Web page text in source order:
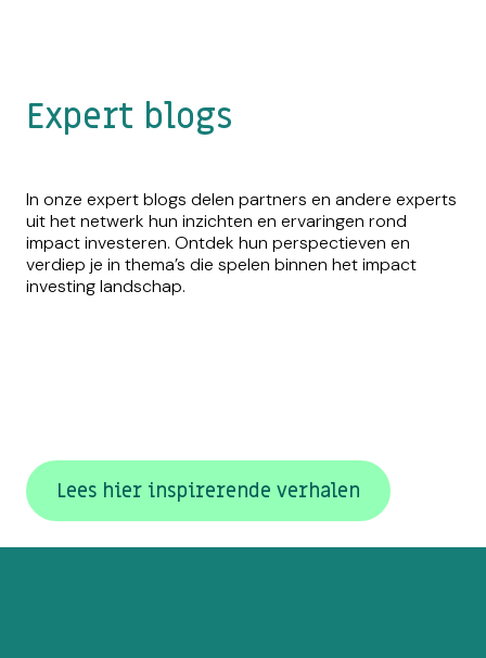
Expert blogs
In onze expert blogs delen partners en andere experts
uit het netwerk hun inzichten en ervaringen rond
impact investeren. Ontdek hun perspectieven en
verdiep je in thema’s die spelen binnen het impact
investing landschap.
Lees hier inspirerende verhalen